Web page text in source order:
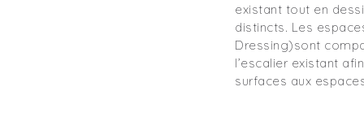
existant tout en
distincts. Les
Dressing)sont
l’escalier existant
surfaces aux